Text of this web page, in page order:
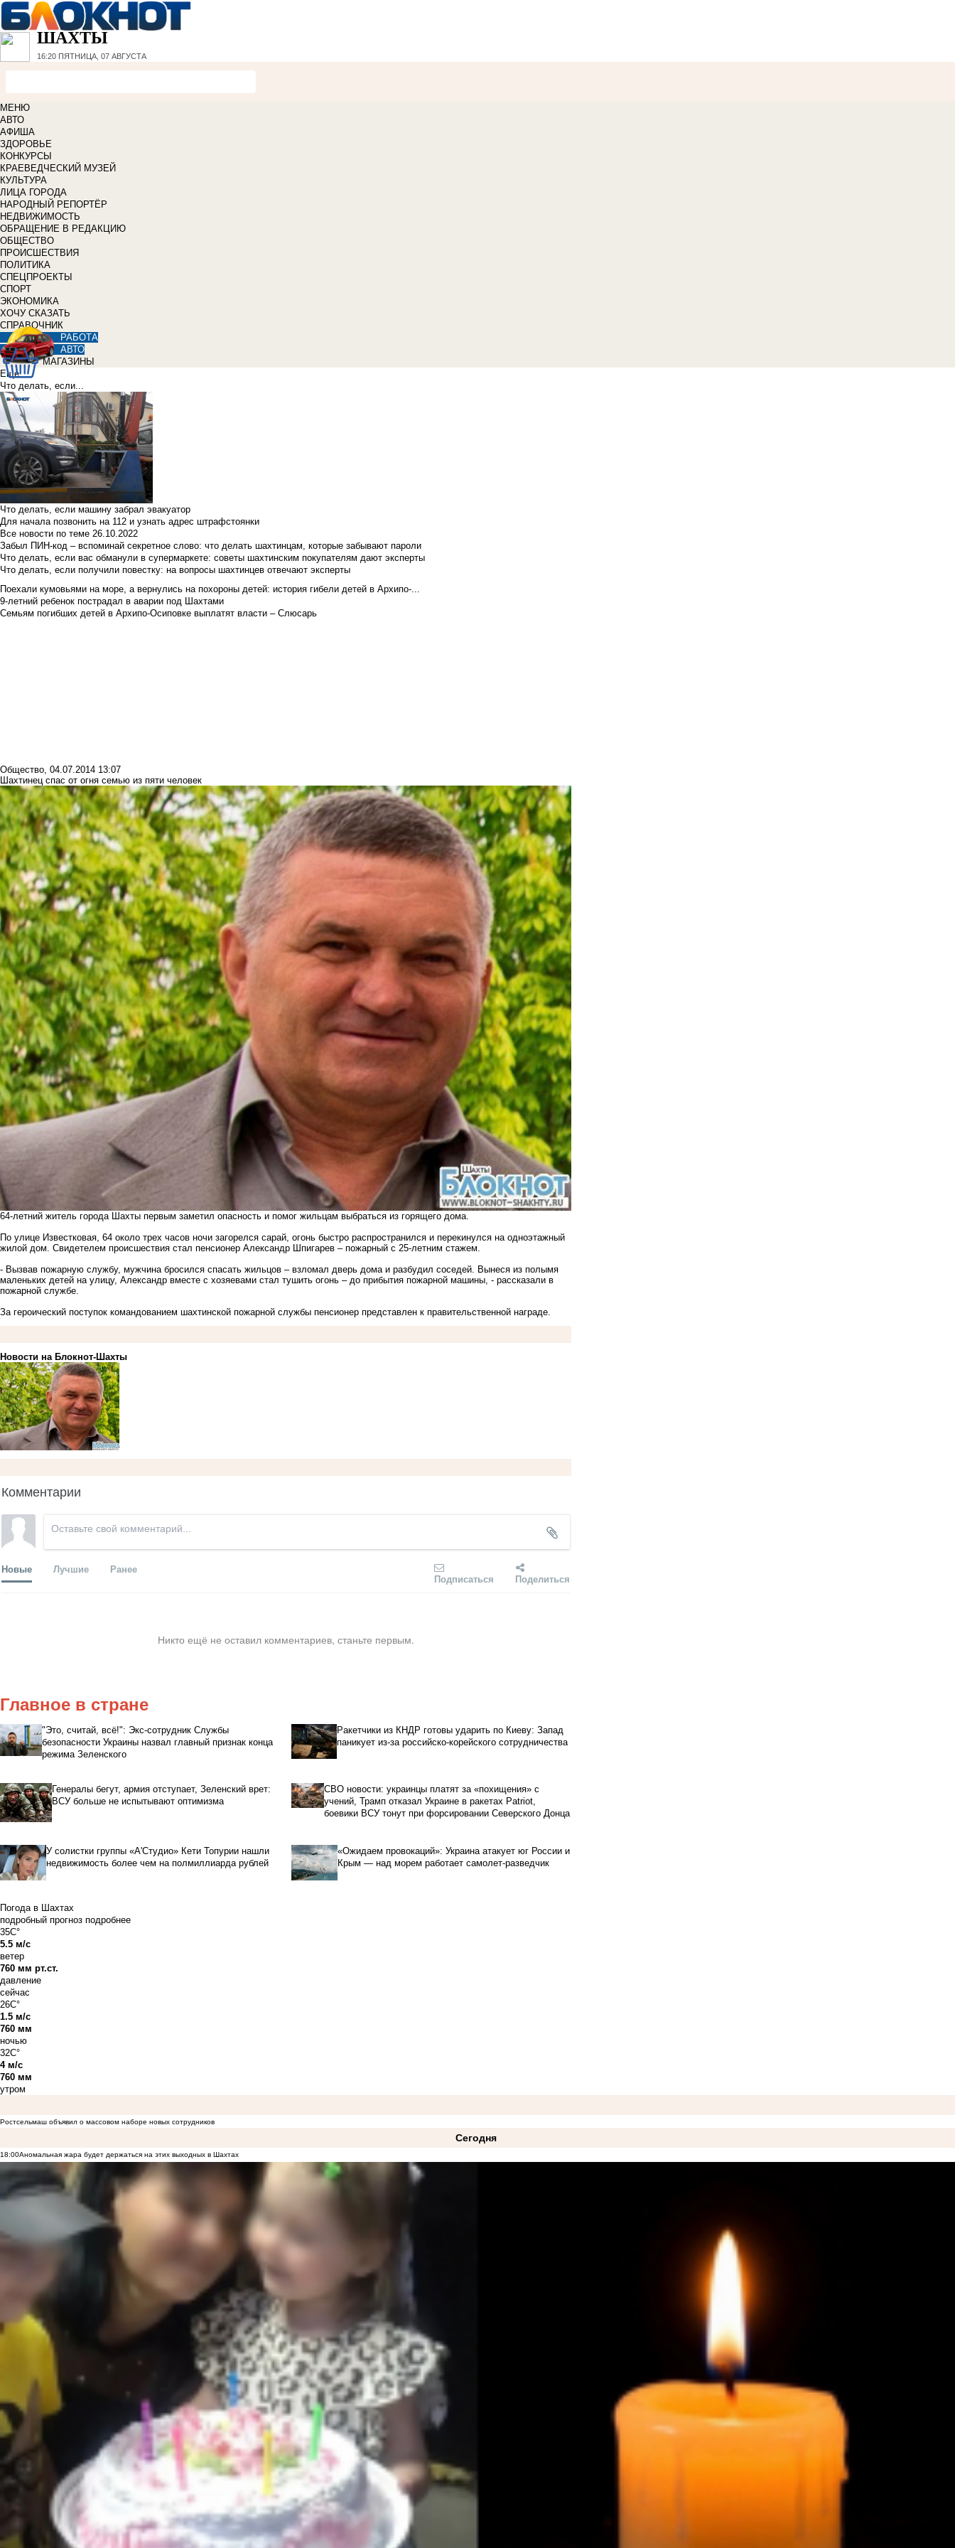
ШАХТЫ
16:20 ПЯТНИЦА, 07 АВГУСТА
МЕНЮ
АВТО
АФИША
ЗДОРОВЬЕ
КОНКУРСЫ
КРАЕВЕДЧЕСКИЙ МУЗЕЙ
КУЛЬТУРА
ЛИЦА ГОРОДА
НАРОДНЫЙ РЕПОРТЁР
НЕДВИЖИМОСТЬ
ОБРАЩЕНИЕ В РЕДАКЦИЮ
ОБЩЕСТВО
ПРОИСШЕСТВИЯ
ПОЛИТИКА
СПЕЦПРОЕКТЫ
СПОРТ
ЭКОНОМИКА
ХОЧУ СКАЗАТЬ
СПРАВОЧНИК
РАБОТА
АВТО
МАГАЗИНЫ
Еще
Что делать, если...
Что делать, если машину забрал эвакуатор
Для начала позвонить на 112 и узнать адрес штрафстоянки
Все новости по теме 26.10.2022
Забыл ПИН-код – вспоминай секретное слово: что делать шахтинцам, которые забывают пароли
Что делать, если вас обманули в супермаркете: советы шахтинским покупателям дают эксперты
Что делать, если получили повестку: на вопросы шахтинцев отвечают эксперты
Поехали кумовьями на море, а вернулись на похороны детей: история гибели детей в Архипо-...
9-летний ребенок пострадал в аварии под Шахтами
Семьям погибших детей в Архипо-Осиповке выплатят власти – Слюсарь
Общество, 04.07.2014 13:07
Шахтинец спас от огня семью из пяти человек
64-летний житель города Шахты первым заметил опасность и помог жильцам выбраться из горящего дома.
По улице Известковая, 64 около трех часов ночи загорелся сарай, огонь быстро распространился и перекинулся на одноэтажный
жилой дом. Свидетелем происшествия стал пенсионер Александр Шпигарев – пожарный с 25-летним стажем.
- Вызвав пожарную службу, мужчина бросился спасать жильцов – взломал дверь дома и разбудил соседей. Вынеся из полымя
маленьких детей на улицу, Александр вместе с хозяевами стал тушить огонь – до прибытия пожарной машины, - рассказали в
пожарной службе.
За героический поступок командованием шахтинской пожарной службы пенсионер представлен к правительственной награде.
Новости на Блoкнoт-Шахты
Комментарии
Новые Лучшие Ранее
Подписаться Поделиться
Никто ещё не оставил комментариев, станьте первым.
Главное в стране
"Это, считай, всё!": Экс-сотрудник Службы
безопасности Украины назвал главный признак конца
режима Зеленского
Ракетчики из КНДР готовы ударить по Киеву: Запад
паникует из-за российско-корейского сотрудничества
Генералы бегут, армия отступает, Зеленский врет:
ВСУ больше не испытывают оптимизма
СВО новости: украинцы платят за «похищения» с
учений, Трамп отказал Украине в ракетах Patriot,
боевики ВСУ тонут при форсировании Северского Донца
У солистки группы «А'Студио» Кети Топурии нашли
недвижимость более чем на полмиллиарда рублей
«Ожидаем провокаций»: Украина атакует юг России и
Крым — над морем работает самолет-разведчик
Погода в Шахтах
подробный прогноз подробнее
35C°
5.5 м/с
ветер
760 мм рт.ст.
давление
сейчас
26C°
1.5 м/с
760 мм
ночью
32C°
4 м/с
760 мм
утром
Ростсельмаш объявил о массовом наборе новых сотрудников
Сегодня
18:00Аномальная жара будет держаться на этих выходных в Шахтах